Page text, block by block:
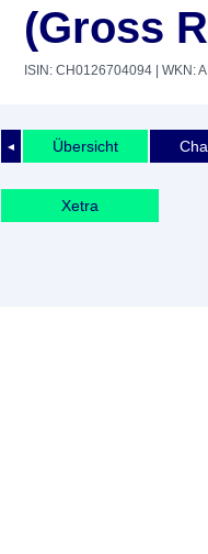
(Gross
ISIN: CH0126704094 | WKN:
◄ Übersicht
Xetra